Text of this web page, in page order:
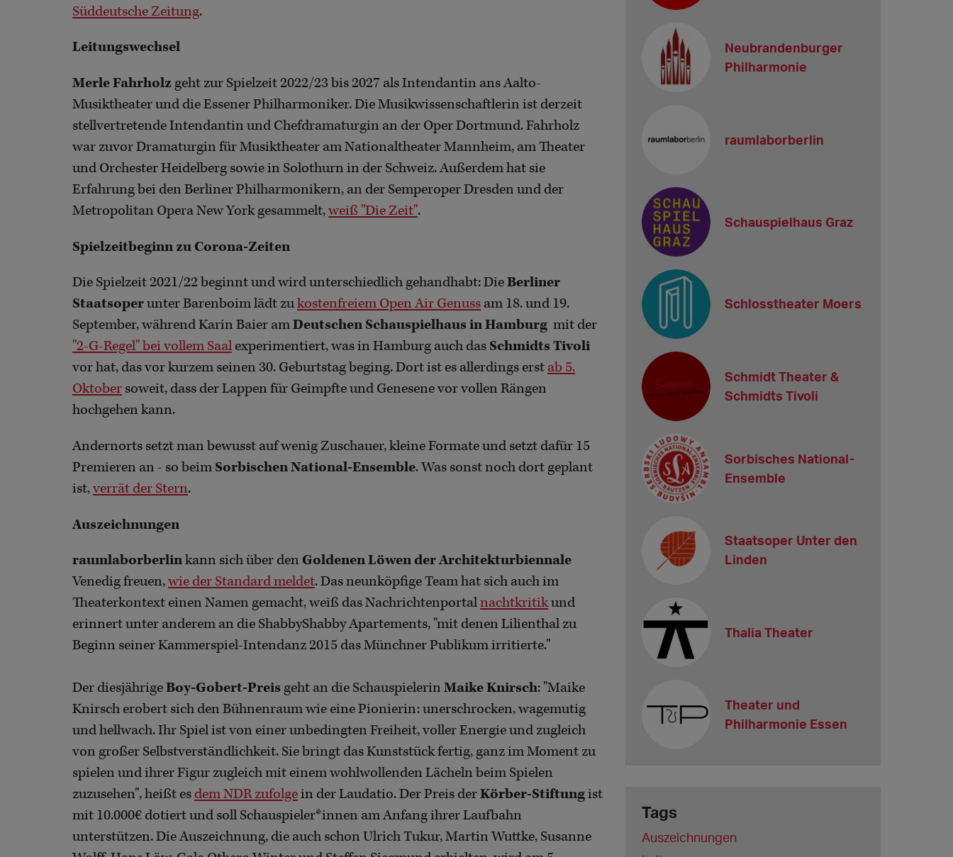
Süddeutsche Zeitung.
Leitungswechsel
Merle Fahrholz geht zur Spielzeit 2022/23 bis 2027 als Intendantin ans Aalto-
Musiktheater und die Essener Philharmoniker. Die Musikwissenschaftlerin ist derzeit
stellvertretende Intendantin und Chefdramaturgin an der Oper Dortmund. Fahrholz
war zuvor Dramaturgin für Musiktheater am Nationaltheater Mannheim, am Theater
und Orchester Heidelberg sowie in Solothurn in der Schweiz. Außerdem hat sie
Erfahrung bei den Berliner Philharmonikern, an der Semperoper Dresden und der
Metropolitan Opera New York gesammelt,weiß "Die Zeit".
Spielzeitbeginn zu Corona-Zeiten
Die Spielzeit 2021/22 beginnt und wird unterschiedlich gehandhabt: DieBerliner
Staatsoperunter Barenboim lädt zukostenfreiem Open Air Genuss am 18. und 19.
September, während Karin Baier amDeutschen Schauspielhaus in Hamburg mit der
"2-G-Regel" bei vollem Saal experimentiert, was in Hamburg auch das Schmidts Tivoli
vor hat, das vor kurzem seinen 30. Geburtstag beging. Dort ist es allerdings erst ab 5.
Oktober soweit, dass der Lappen für Geimpfte und Genesene vor vollen Rängen
hochgehen kann.
Andernorts setzt man bewusst auf wenig Zuschauer, kleine Formate und setzt dafür 15
Premieren an - so beim Sorbischen National-Ensemble. Was sonst noch dort geplant
ist,verrät der Stern.
Auszeichnungen
raumlaborberlinkann sich über den Goldenen Löwen der Architekturbiennale
Venedig freuen,wie der Standard meldet. Das neunköpfige Team hat sich auch im
Theaterkontext einen Namen gemacht, weiß das Nachrichtenportalnachtkritikund
erinnert unter anderem an die ShabbyShabby Apartements, "mit denen Lilienthal zu
Beginn seiner Kammerspiel-Intendanz 2015 das Münchner Publikum irritierte."
Der diesjährigeBoy-Gobert-Preis geht an die Schauspielerin Maike Knirsch: "Maike
Knirsch erobert sich den Bühnenraum wie eine Pionierin: unerschrocken, wagemutig
und hellwach. Ihr Spiel ist von einer unbedingten Freiheit, voller Energie und zugleich
von großer Selbstverständlichkeit. Sie bringt das Kunststück fertig, ganz im Moment zu
spielen und ihrer Figur zugleich mit einem wohlwollenden Lächeln beim Spielen
zuzusehen", heißt es dem NDR zufolgein der Laudatio. Der Preis derKörber-Stiftungist
mit 10.000€ dotiert und soll Schauspieler*innen am Anfang ihrer Laufbahn
unterstützen. Die Auszeichnung, die auch schon Ulrich Tukur, Martin Wuttke, Susanne
Neubrandenburger
Philharmonie
raumlaborberlin
Schauspielhaus Graz
Schlosstheater Moers
Schmidt Theater &
Schmidts Tivoli
Sorbisches National-
Ensemble
Staatsoper Unter den
Linden
Thalia Theater
Theater und
Philharmonie Essen
Tags
Auszeichnungen